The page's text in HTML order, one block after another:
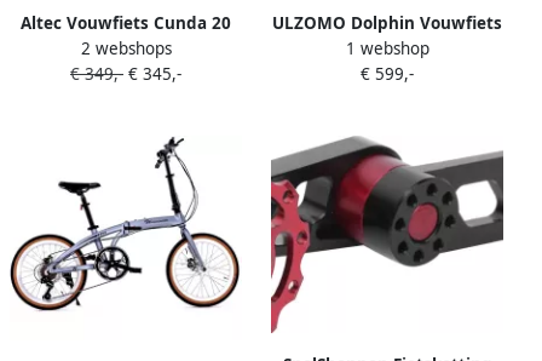
Altec Vouwfiets Cunda 20
Inch 27 cm Unisex 3V V-
Brakes Zalmroze
2 webshops
€ 349,- € 345,-
ULZOMO Dolphin Vouwfiets
Elektrisch 20 inch
Voorvering 250W 25 km h
1 webshop
€ 599,-